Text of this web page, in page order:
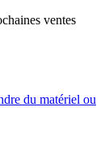
ventes